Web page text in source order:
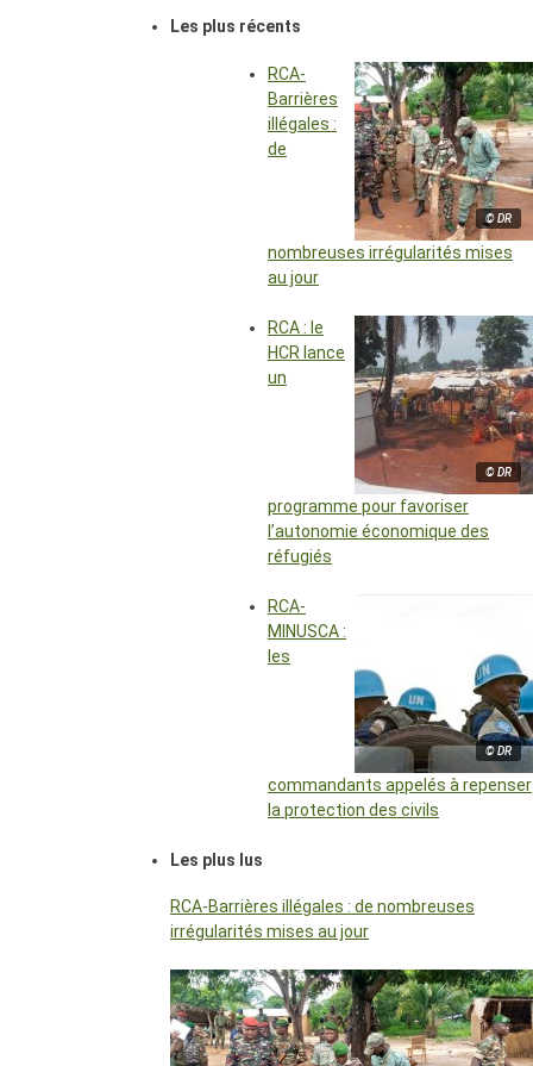
Les plus récents
© DR
RCA-
Barrières
illégales :
de
nombreuses irrégularités mises
au jour
© DR
RCA : le
HCR lance
un
programme pour favoriser
l’autonomie économique des
réfugiés
© DR
RCA-
MINUSCA :
les
commandants appelés à repenser
la protection des civils
Les plus lus
RCA-Barrières illégales : de nombreuses
irrégularités mises au jour